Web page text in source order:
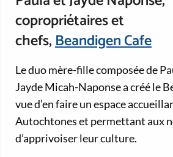
copropriétaires et
chefs,Beandigen Cafe
Le duo mère-fille composée de
Jayde Micah-Naponse a créé le
vue d’en faire un espace
Autochtones et permettant aux
d’apprivoiser leur culture.